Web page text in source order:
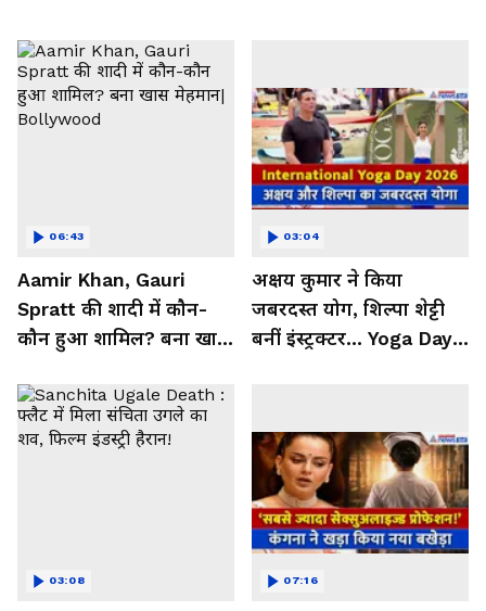
Aamir Khan, Gauri
Spratt की शादी में कौन-
कौन हुआ शामिल? बना खास
06:43
अक्षय कुमार ने किया
जबरदस्त योग, शिल्पा शेट्टी
बनीं इंस्ट्रक्टर... Yoga Day
03:04
03:08 07:16